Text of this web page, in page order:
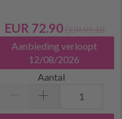
EUR 72.90 EUR 91.10
Aanbieding verloopt
12/08/2026
Aantal